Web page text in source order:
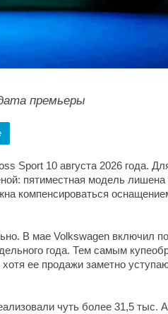
премьеры
Sport 10 августа 2026 года.
пятиместная модель лишена
компенсироваться
В мае Volkswagen включил
года. Тем самым
ее продажи заметно
чуть более 31,5 тыс.